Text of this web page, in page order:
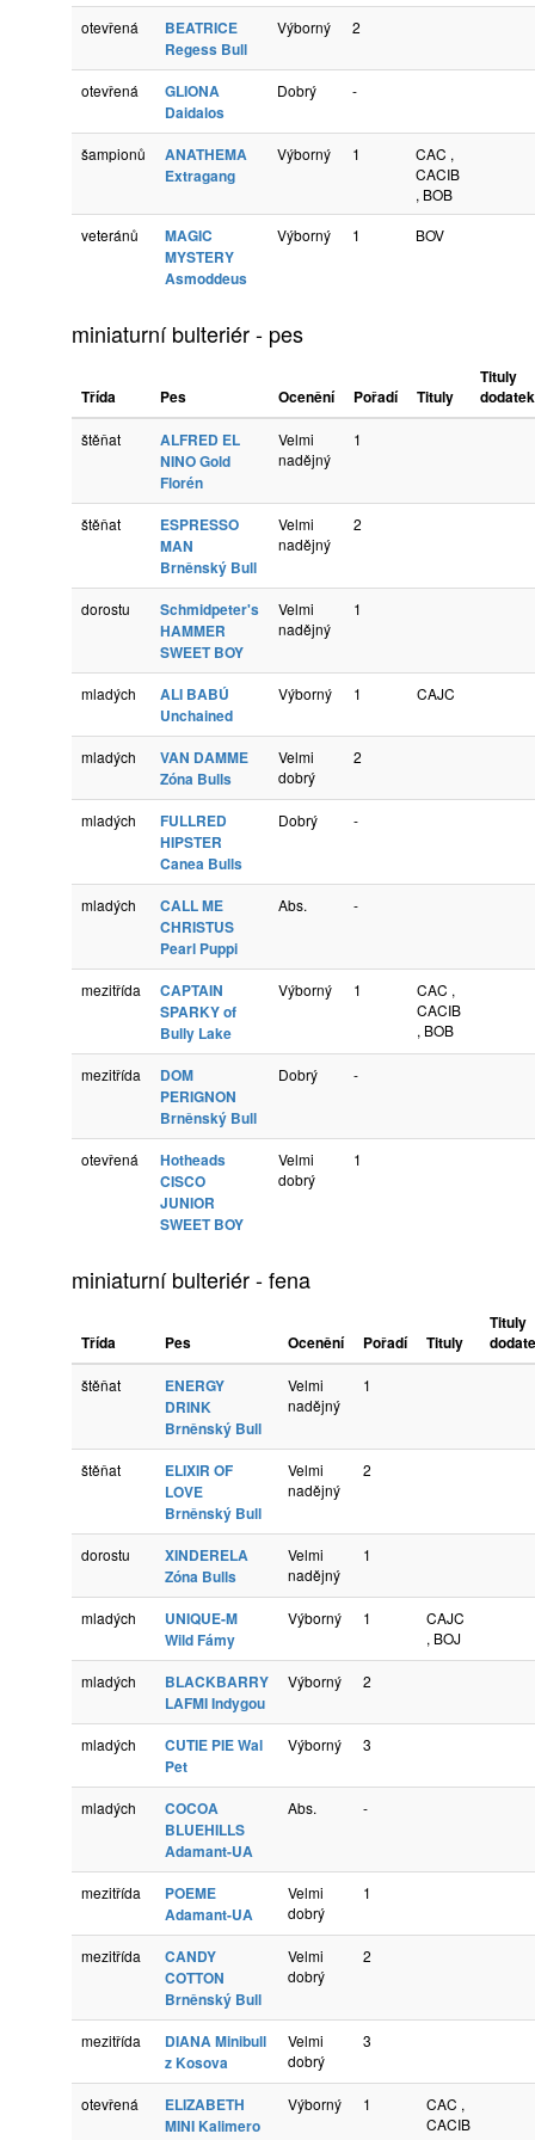
otevřená
BEATRICE
Regess Bull
Výborný 2
otevřená
GLIONA
Daidalos
Dobrý -
šampionů
ANATHEMA
Extragang
Výborný 1
CAC ,
CACIB
, BOB
veteránů
MAGIC
MYSTERY
Asmoddeus
Výborný 1 BOV
miniaturní bulteriér - pes
Třída Pes Ocenění Pořadí Tituly
Tituly
dodatek
štěňat
ALFRED EL
NINO Gold
Florén
Velmi
nadějný
1
štěňat
ESPRESSO
MAN
Brněnský Bull
Velmi
nadějný
2
dorostu
Schmidpeter's
HAMMER
SWEET BOY
Velmi
nadějný
1
mladých
ALI BABÚ
Unchained
Výborný 1 CAJC
mladých
VAN DAMME
Zóna Bulls
Velmi
dobrý
2
mladých
FULLRED
HIPSTER
Canea Bulls
Dobrý -
mladých
CALL ME
CHRISTUS
Pearl Puppi
Abs. -
mezitřída
CAPTAIN
SPARKY of
Bully Lake
Výborný 1
CAC ,
CACIB
, BOB
mezitřída
DOM
PERIGNON
Brněnský Bull
Dobrý -
otevřená
Hotheads
CISCO
JUNIOR
SWEET BOY
Velmi
dobrý
1
miniaturní bulteriér - fena
Třída Pes Ocenění Pořadí Tituly
Tituly
štěňat
ENERGY
DRINK
Brněnský Bull
Velmi
nadějný
1
štěňat
ELIXIR OF
LOVE
Brněnský Bull
Velmi
nadějný
2
dorostu
XINDERELA
Zóna Bulls
Velmi
nadějný
1
mladých
UNIQUE-M
Wild Fámy
Výborný 1
CAJC
, BOJ
mladých
BLACKBARRY
LAFMI Indygou
Výborný 2
mladých
CUTIE PIE Wal
Pet
Výborný 3
mladých
COCOA
BLUEHILLS
Adamant-UA
Abs. -
mezitřída
POEME
Adamant-UA
Velmi
dobrý
1
mezitřída
CANDY
COTTON
Brněnský Bull
Velmi
dobrý
2
mezitřída
DIANA Minibull
z Kosova
Velmi
dobrý
3
otevřená
ELIZABETH
MINI Kalimero
Výborný 1
CAC ,
CACIB